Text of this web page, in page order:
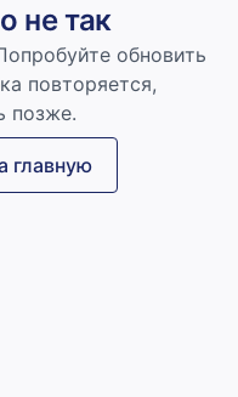
не так
обновить
повторяется,
позже.
главную